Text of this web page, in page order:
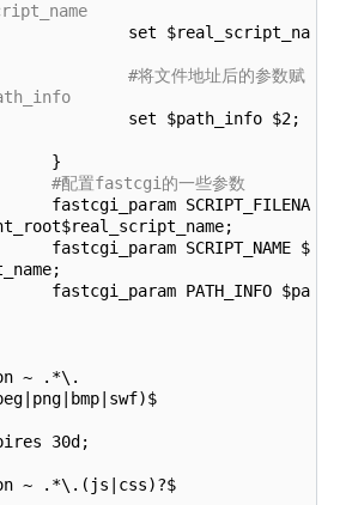
地址后的参数赋
$2;
的一些参数
SCRIPT_FILENA
SCRIPT_NAME $
PATH_INFO $pa
~ .*\.
30d;
~ .*\.(js|css)?$